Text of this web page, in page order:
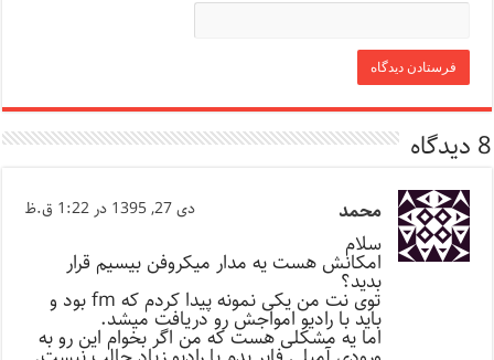
8 دیدگاه
محمد دی 27, 1395 در 1:22 ق.ظ
سلام
امکانش هست یه مدار میکروفن بیسیم قرار
بدید؟
توی نت من یکی نمونه پیدا کردم که fm بود و
باید با رادیو امواجش رو دریافت میشد.
اما یه مشکلی هست که من اگر بخوام این رو به